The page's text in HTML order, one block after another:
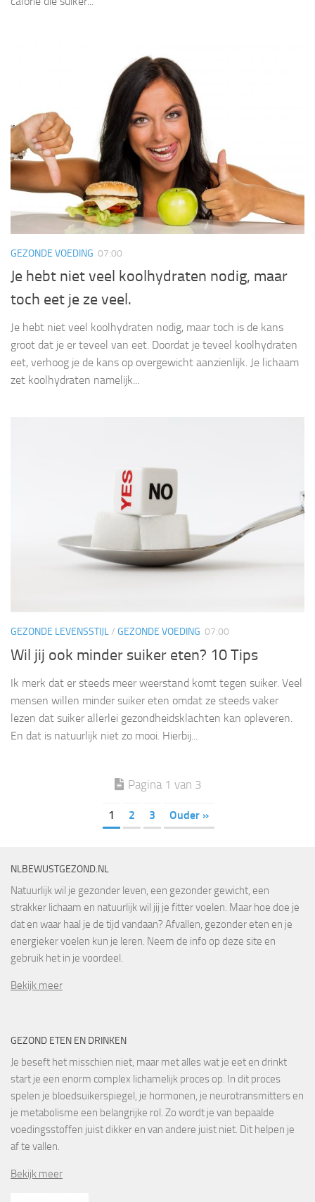
GEZONDE VOEDING 07:00
Je hebt niet veel koolhydraten nodig, maar
toch eet je ze veel.
Je hebt niet veel koolhydraten nodig, maar toch is de kans
groot dat je er teveel van eet. Doordat je teveel koolhydraten
eet, verhoog je de kans op overgewicht aanzienlijk. Je lichaam
zet koolhydraten namelijk...
GEZONDE LEVENSSTIJL/ GEZONDE VOEDING 07:00
Wil jij ook minder suiker eten? 10 Tips
Ik merk dat er steeds meer weerstand komt tegen suiker. Veel
mensen willen minder suiker eten omdat ze steeds vaker
lezen dat suiker allerlei gezondheidsklachten kan opleveren.
En dat is natuurlijk niet zo mooi. Hierbij...
Pagina 1 van 3
1 2 3 Ouder »
NLBEWUSTGEZOND.NL
Natuurlijk wil je gezonder leven, een gezonder gewicht, een
strakker lichaam en natuurlijk wil jij je fitter voelen. Maar hoe doe je
dat en waar haal je de tijd vandaan? Afvallen, gezonder eten en je
energieker voelen kun je leren. Neem de info op deze site en
gebruik het in je voordeel.
Bekijk meer
GEZOND ETEN EN DRINKEN
Je beseft het misschien niet, maar met alles wat je eet en drinkt
start je een enorm complex lichamelijk proces op. In dit proces
spelen je bloedsuikerspiegel, je hormonen, je neurotransmitters en
je metabolisme een belangrijke rol. Zo wordt je van bepaalde
voedingsstoffen juist dikker en van andere juist niet. Dit helpen je
af te vallen.
Bekijk meer